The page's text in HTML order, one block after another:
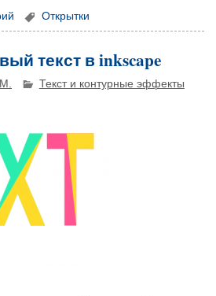
Открытки
текст в inkscape
Текст и контурные эффекты